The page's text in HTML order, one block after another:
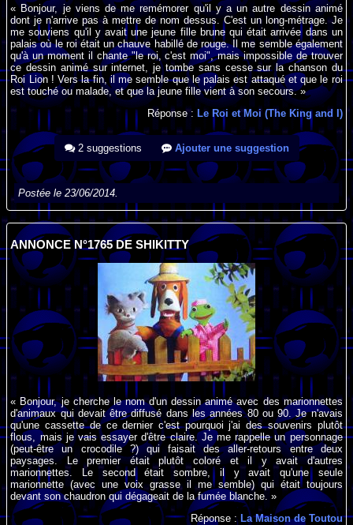
« Bonjour, je viens de me remémorer qu'il y a un autre dessin animé
dont je n'arrive pas à mettre de nom dessus. C'est un long-métrage. Je
me souviens qu'il y avait une jeune fille brune qui était arrivée dans un
palais où le roi était un chauve habillé de rouge. Il me semble également
qu'à un moment il chante "le roi, c'est moi", mais impossible de trouver
ce dessin animé sur internet, je tombe sans cesse sur la chanson du
Roi Lion ! Vers la fin, il me semble que le palais est attaqué et que le roi
est touché ou malade, et que la jeune fille vient à son secours. »
Réponse : Le Roi et Moi (The King and I)
2 suggestions Ajouter une suggestion
Postée le 23/06/2014.
ANNONCE N°1765 DE SHIKITTY
« Bonjour, je cherche le nom d'un dessin animé avec des marionnettes
d'animaux qui devait être diffusé dans les années 80 ou 90. Je n'avais
qu'une cassette de ce dernier c'est pourquoi j'ai des souvenirs plutôt
flous, mais je vais essayer d'être claire. Je me rappelle un personnage
(peut-être un crocodile ?) qui faisait des aller-retours entre deux
paysages. Le premier était plutôt coloré et il y avait d'autres
marionnettes. Le second était sombre, il y avait qu'une seule
marionnette (avec une voix grasse il me semble) qui était toujours
devant son chaudron qui dégageait de la fumée blanche. »
Réponse : La Maison de Toutou